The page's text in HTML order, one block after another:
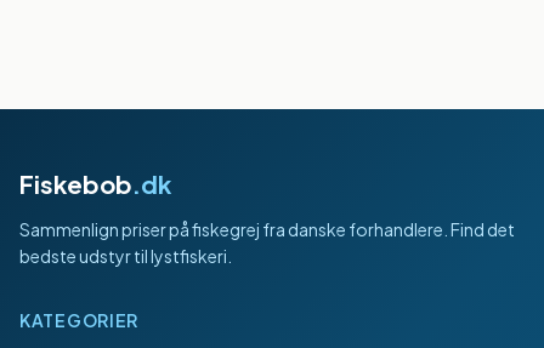
Fiskebob.dk
Sammenlign priser på fiskegrej fra danske forhandlere. Find det
bedste udstyr til lystfiskeri.
KATEGORIER